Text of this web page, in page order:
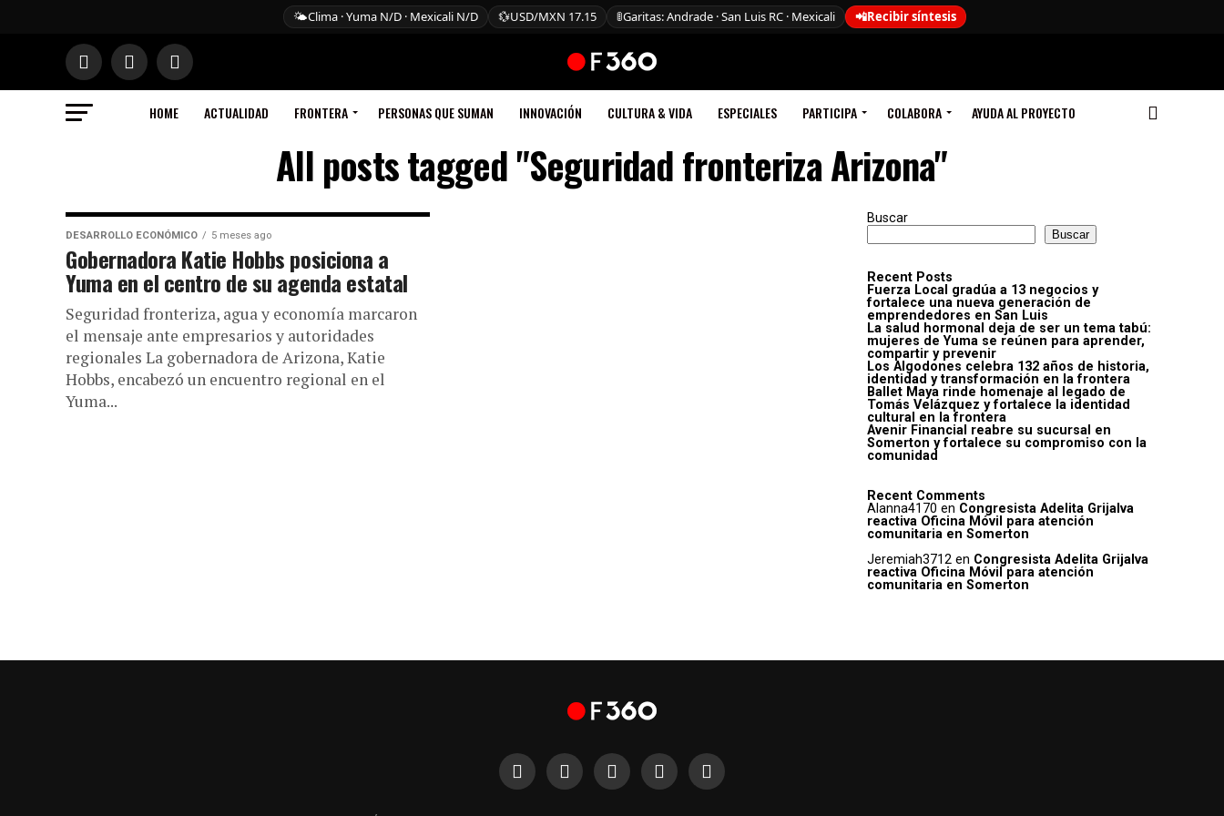
🌤️Clima · Yuma N/D · Mexicali N/D 💱USD/MXN 17.15 🚦Garitas: Andrade · San Luis RC · Mexicali 📲Recibir síntesis
HOME ACTUALIDAD FRONTERA PERSONAS QUE SUMAN INNOVACIÓN CULTURA & VIDA ESPECIALES PARTICIPA COLABORA AYUDA AL PROYECTO
All posts tagged "Seguridad fronteriza Arizona"
DESARROLLO ECONÓMICO 5 meses ago
Gobernadora Katie Hobbs posiciona a
Yuma en el centro de su agenda estatal
Seguridad fronteriza, agua y economía marcaron
el mensaje ante empresarios y autoridades
regionales La gobernadora de Arizona, Katie
Hobbs, encabezó un encuentro regional en el
Yuma...
Buscar
Buscar
Recent Posts
Fuerza Local gradúa a 13 negocios y
fortalece una nueva generación de
emprendedores en San Luis
La salud hormonal deja de ser un tema tabú:
mujeres de Yuma se reúnen para aprender,
compartir y prevenir
Los Algodones celebra 132 años de historia,
identidad y transformación en la frontera
Ballet Maya rinde homenaje al legado de
Tomás Velázquez y fortalece la identidad
cultural en la frontera
Avenir Financial reabre su sucursal en
Somerton y fortalece su compromiso con la
comunidad
Recent Comments
Alanna4170 en Congresista Adelita Grijalva
reactiva Oficina Móvil para atención
comunitaria en Somerton
Jeremiah3712 en Congresista Adelita Grijalva
reactiva Oficina Móvil para atención
comunitaria en Somerton